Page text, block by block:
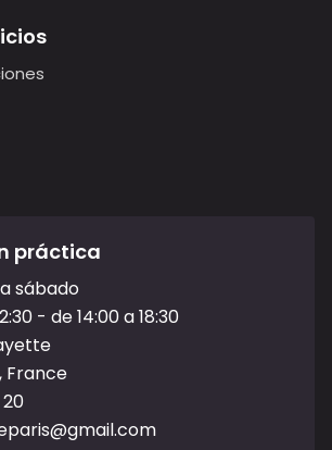
práctica
sábado
- de 14:00 a 18:30
France